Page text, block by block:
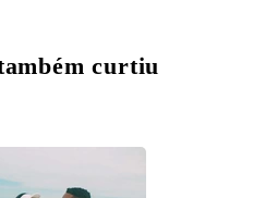
curtiu